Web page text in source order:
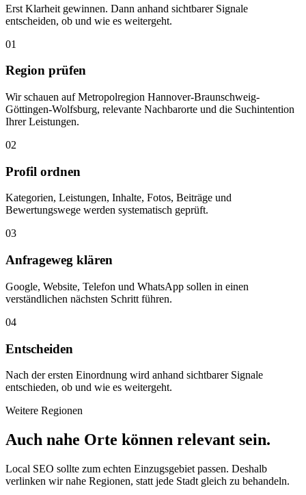
Erst Klarheit gewinnen. Dann anhand sichtbarer Signale
entscheiden, ob und wie es weitergeht.
01
Region prüfen
Wir schauen auf Metropolregion Hannover-Braunschweig-
Göttingen-Wolfsburg, relevante Nachbarorte und die Suchintention
Ihrer Leistungen.
02
Profil ordnen
Kategorien, Leistungen, Inhalte, Fotos, Beiträge und
Bewertungswege werden systematisch geprüft.
03
Anfrageweg klären
Google, Website, Telefon und WhatsApp sollen in einen
verständlichen nächsten Schritt führen.
04
Entscheiden
Nach der ersten Einordnung wird anhand sichtbarer Signale
entschieden, ob und wie es weitergeht.
Weitere Regionen
Auch nahe Orte können relevant sein.
Local SEO sollte zum echten Einzugsgebiet passen. Deshalb
verlinken wir nahe Regionen, statt jede Stadt gleich zu behandeln.